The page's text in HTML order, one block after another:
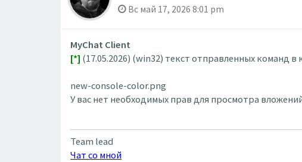
Вс май 17, 2026 8:01 pm
MyChat Client
[*] (17.05.2026) (win32) текст отправленных команд
new-console-color.png
У вас нет необходимых прав для просмотра
Team lead
Чат со мной